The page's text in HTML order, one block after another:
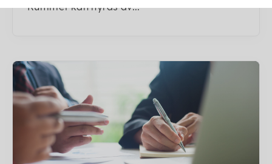
Rummet kan hyras av...